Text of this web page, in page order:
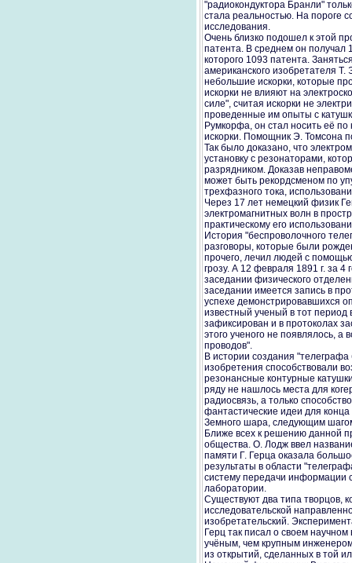
"радиокондуктора Бранли"
стала реальностью. На пороге
исследования.
Очень близко подошел к этой
патента. В среднем он получал
которого 1093 патента.
американского изобретателя
небольшие искорки, которые
искорки не влияют на
силе", считая искорки не
проведенные им опыты с
Румкорфа, он стал носить её
искорки. Помощник Э. Томсона
Так было доказано, что
установку с резонаторами,
разрядником. Доказав
может быть рекордсменом по
трехфазного тока,
Через 17 лет немецкий физик
электромагнитных волн в
практическому его
История "беспроволочного
разговоры, которые были
прочего, лечил людей с
грозу. А 12 февраля 1891 г. за
заседании физического
заседании имеется запись в
успехе демонстрировавшихся
известный ученый в тот
зафиксирован и в протоколах
этого ученого не появлялось,
проводов".
В истории создания "телеграфа
изобретения способствовали
резонансные контурные
ряду не нашлось места для
радиосвязь, а только
фантастические идеи для
Земного шара, следующим
Ближе всех к решению данной
общества. О. Лодж ввел
памяти Г. Герца оказала
результаты в области
систему передачи информации
лаборатории.
Существуют два типа творцов,
исследовательской
изобретательский.
Герц так писал о своем
учёным, чем крупным
из открытий, сделанных в той